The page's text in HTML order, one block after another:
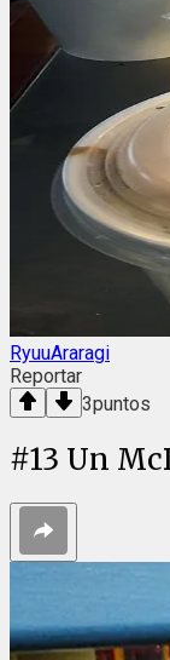
RyuuAraragi
Reportar
3puntos
#13 Un